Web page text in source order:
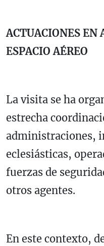
ACTUACIONES EN
ESPACIO AÉREO
La visita se ha
estrecha
administraciones,
eclesiásticas,
fuerzas de
otros agentes.
En este contexto,